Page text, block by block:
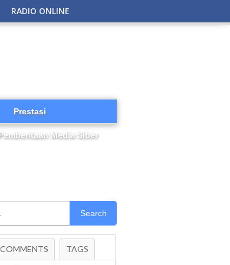
RADIO ONLINE
Prestasi
Media Siber
Search
COMMENTS TAGS